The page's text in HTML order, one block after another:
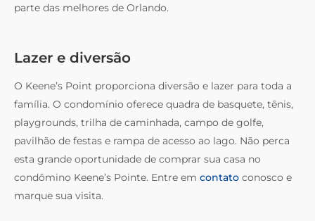
parte das melhores de Orlando.
Lazer e diversão
O Keene’s Point proporciona diversão e lazer para toda a
família. O condomínio oferece quadra de basquete, tênis,
playgrounds, trilha de caminhada, campo de golfe,
pavilhão de festas e rampa de acesso ao lago. Não perca
esta grande oportunidade de comprar sua casa no
condômino Keene’s Pointe. Entre em contato conosco e
marque sua visita.